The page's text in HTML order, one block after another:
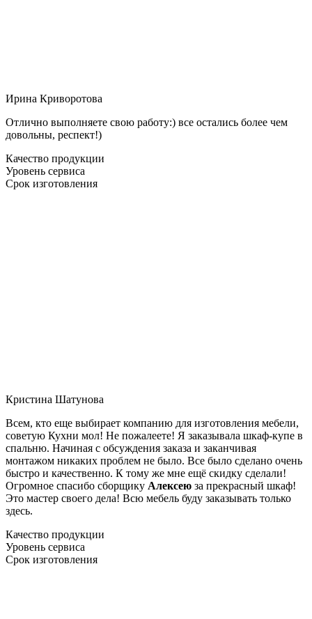
Ирина Криворотова
Отлично выполняете свою работу:) все остались более чем
довольны, респект!)
Качество продукции
Уровень сервиса
Срок изготовления
Кристина Шатунова
Всем, кто еще выбирает компанию для изготовления мебели,
советую Кухни мол! Не пожалеете! Я заказывала шкаф-купе в
спальню. Начиная с обсуждения заказа и заканчивая
монтажом никаких проблем не было. Все было сделано очень
быстро и качественно. К тому же мне ещё скидку сделали!
Огромное спасибо сборщику Алексею за прекрасный шкаф!
Это мастер своего дела! Всю мебель буду заказывать только
здесь.
Качество продукции
Уровень сервиса
Срок изготовления